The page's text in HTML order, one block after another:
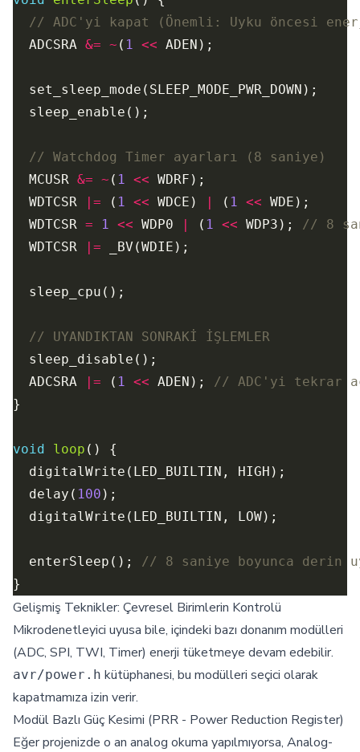
  ADCSRA
&= ~ ( 1 <<
  MCUSR
&= ~ ( 1 <<
  WDTCSR
|= ( 1 << WDCE) | ( 1 <<
  WDTCSR
= 1 << WDP0 | ( 1 << WDP3);
  WDTCSR
|=
  ADCSRA
|= ( 1 << ADEN);
void loop
  delay(
100
  enterSleep();
Gelişmiş Teknikler: Çevresel Birimlerin Kontrolü
Mikrodenetleyici uyusa bile, içindeki bazı donanım modülleri
(ADC, SPI, TWI, Timer) enerji tüketmeye devam edebilir.
avr/power.h kütüphanesi, bu modülleri seçici olarak
kapatmamıza izin verir.
Modül Bazlı Güç Kesimi (PRR - Power Reduction Register)
Eğer projenizde o an analog okuma yapılmıyorsa, Analog-